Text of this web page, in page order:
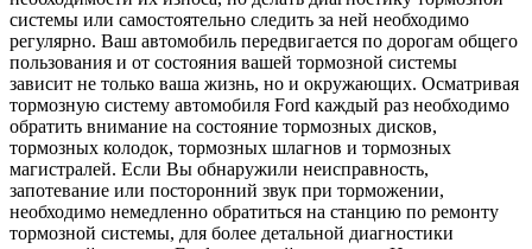
системы или самостоятельно следить за ней необходимо
регулярно. Ваш автомобиль передвигается по дорогам общего
пользования и от состояния вашей тормозной системы
зависит не только ваша жизнь, но и окружающих. Осматривая
тормозную систему автомобиля Ford каждый раз необходимо
обратить внимание на состояние тормозных дисков,
тормозных колодок, тормозных шлагнов и тормозных
магистралей. Если Вы обнаружили неисправность,
запотевание или посторонний звук при торможении,
необходимо немедленно обратиться на станцию по ремонту
тормозной системы, для более детальной диагностики